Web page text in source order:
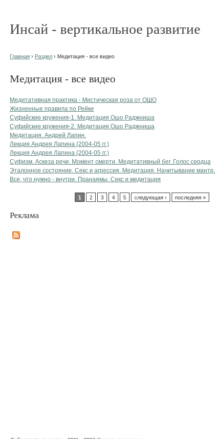
Инсай - вертикальное развитие
Главная › Раздел › Медитация - все видео
Медитация - все видео
Медитативная практика - Мистическая роза от ОШО
Жизненные правила по Рейки
Суфийские кружения-1. Медитация Ошо Раджниша
Суфийские кружения-2. Медитация Ошо Раджниша
Медитация. Андрей Лапин.
Лекция Андрея Лапина (2004-05 гг.)
Лекция Андрея Лапина (2004-05 гг.)
Суфизм. Аскеза речи. Момент смерти. Медитативный бег. Голос сердца
Эталонное состояние. Секс и агрессия. Медитация. Начитывание мантр.
Все, что нужно - внутри. Пранаямы. Секс и медитация
1 2 3 4 5 следующая › последняя »
Реклама